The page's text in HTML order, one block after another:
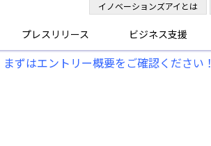
プレスリリース ビジネス支援
イノベーションズアイとは
ずはエントリー概要をご確認ください！